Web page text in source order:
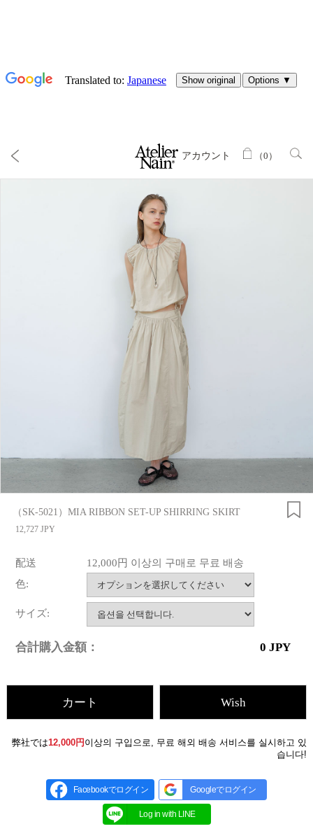
アカウント （0 ）
（SK-5021）MIA RIBBON SET-UP SHIRRING SKIRT
12,727 JPY
配送
12,000円 이상의 구매로 무료 배송
色:
サイズ:
合計購入金額： 0 JPY
カート Wish
弊社では12,000円 이상의 구입으로, 무료 해외 배송 서비스를 실시하고 있
습니다!
Facebookでログイン Googleでログイン